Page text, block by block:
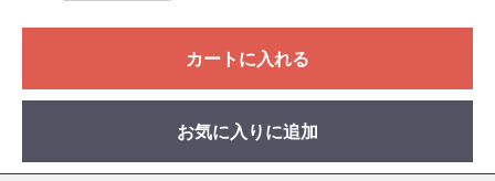
カートに入れる
お気に入りに追加